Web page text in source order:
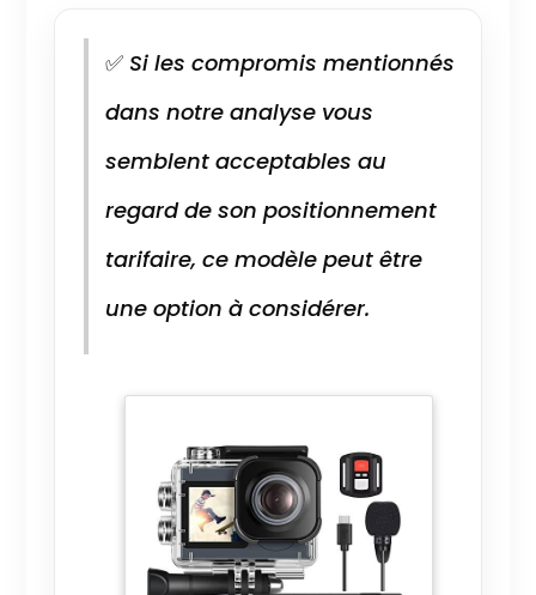
✅Si les compromis mentionnés
dans notre analyse vous
semblent acceptables au
regard de son positionnement
tarifaire, ce modèle peut être
une option à considérer.